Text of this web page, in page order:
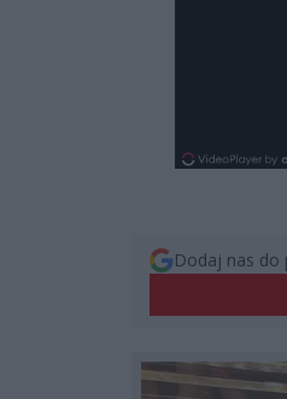
Dodaj nas do